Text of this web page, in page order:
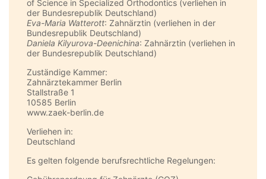
of Science in Specialized Orthodontics (verliehen in
der Bundesrepublik Deutschland)
Eva-Maria Watterott: Zahnärztin (verliehen in der
Bundesrepublik Deutschland)
Daniela Kilyurova-Deenichina: Zahnärztin (verliehen in
der Bundesrepublik Deutschland)
Zuständige Kammer:
Zahnärztekammer Berlin
Stallstraße 1
10585 Berlin
www.zaek-berlin.de
Verliehen in:
Deutschland
Es gelten folgende berufsrechtliche Regelungen: